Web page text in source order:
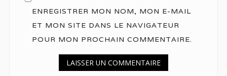
ENREGISTRER MON NOM, MON E-MAIL
ET MON SITE DANS LE NAVIGATEUR
POUR MON PROCHAIN COMMENTAIRE.